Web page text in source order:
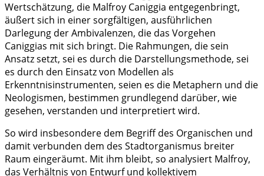
Wertschätzung, die Malfroy Caniggia entgegenbringt,
äußert sich in einer sorgfältigen, ausführlichen
Darlegung der Ambivalenzen, die das Vorgehen
Caniggias mit sich bringt. Die Rahmungen, die sein
Ansatz setzt, sei es durch die Darstellungsmethode, sei
es durch den Einsatz von Modellen als
Erkenntnisinstrumenten, seien es die Metaphern und die
Neologismen, bestimmen grundlegend darüber, wie
gesehen, verstanden und interpretiert wird.
So wird insbesondere dem Begriff des Organischen und
damit verbunden dem des Stadtorganismus breiter
Raum eingeräumt. Mit ihm bleibt, so analysiert Malfroy,
das Verhältnis von Entwurf und kollektivem